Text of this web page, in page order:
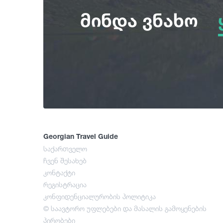
მინდა ვნახო
Georgian Travel Guide
საქართველო
ჩვენ შესახებ
კონტაქტი
რეგისტრაცია
კონფიდენციალურობის პოლიტიკა
© საავტორო უფლებები და მასალის გამოყენების
პირობები